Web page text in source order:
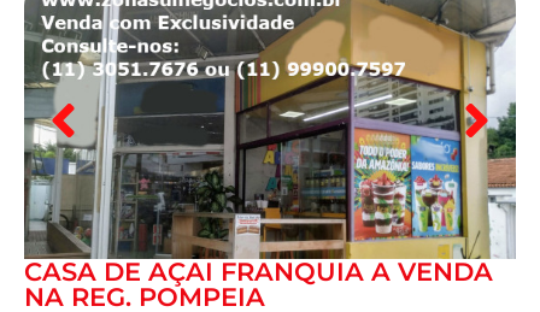
CASA DE AÇAI FRANQUIA A VENDA
NA REG. POMPEIA